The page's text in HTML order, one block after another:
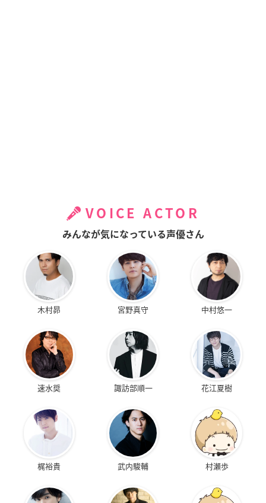
VOICE ACTOR
みんなが気になっている声優さん
木村昴 宮野真守 中村悠一
速水奨 諏訪部順一 花江夏樹
梶裕貴 武内駿輔 村瀬歩